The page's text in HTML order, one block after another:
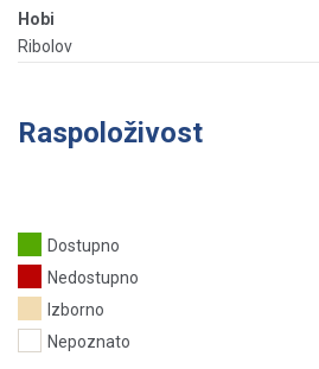
Hobi
Ribolov
Raspoloživost
Dostupno
Nedostupno
Izborno
Nepoznato